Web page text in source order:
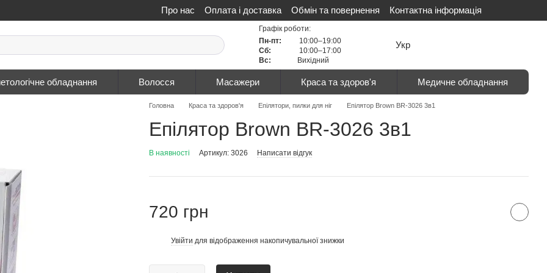
Про нас Оплата і доставка Обмін та повернення
Контактна інформація
Політика конфіденційності
Сертифікати Відгуки про магазин
Графік роботи:
Пн-пт:
10:00–19:00
Сб:
10:00–17:00
Вс:
Вихідний
Укр
обладнання Волосся Масажери Краса та здоров'я Медичне обладнання
Головна Краса та здоров'я Епілятори, пилки для ніг Епілятор Brown BR-3026 3в1
Епілятор Brown BR-3026 3в1
В наявності Артикул: 3026 Написати відгук
720 грн
Увійти для відображення накопичувальної знижки